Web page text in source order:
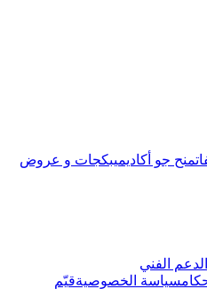
منح جو أكاديميبكجات و عروض
الفني
سياسة الخصوصيةقيّم